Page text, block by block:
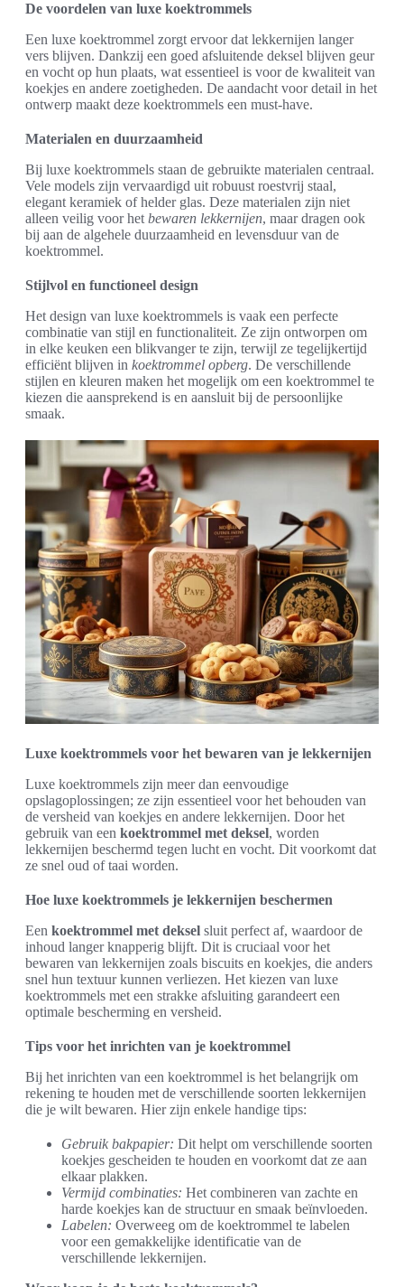
De voordelen van luxe koektrommels
Een luxe koektrommel zorgt ervoor dat lekkernijen langer
vers blijven. Dankzij een goed afsluitende deksel blijven geur
en vocht op hun plaats, wat essentieel is voor de kwaliteit van
koekjes en andere zoetigheden. De aandacht voor detail in het
ontwerp maakt deze koektrommels een must-have.
Materialen en duurzaamheid
Bij luxe koektrommels staan de gebruikte materialen centraal.
Vele models zijn vervaardigd uit robuust roestvrij staal,
elegant keramiek of helder glas. Deze materialen zijn niet
alleen veilig voor het bewaren lekkernijen, maar dragen ook
bij aan de algehele duurzaamheid en levensduur van de
koektrommel.
Stijlvol en functioneel design
Het design van luxe koektrommels is vaak een perfecte
combinatie van stijl en functionaliteit. Ze zijn ontworpen om
in elke keuken een blikvanger te zijn, terwijl ze tegelijkertijd
efficiënt blijven in koektrommel opberg. De verschillende
stijlen en kleuren maken het mogelijk om een koektrommel te
kiezen die aansprekend is en aansluit bij de persoonlijke
smaak.
Luxe koektrommels voor het bewaren van je lekkernijen
Luxe koektrommels zijn meer dan eenvoudige
opslagoplossingen; ze zijn essentieel voor het behouden van
de versheid van koekjes en andere lekkernijen. Door het
gebruik van een koektrommel met deksel, worden
lekkernijen beschermd tegen lucht en vocht. Dit voorkomt dat
ze snel oud of taai worden.
Hoe luxe koektrommels je lekkernijen beschermen
Een koektrommel met deksel sluit perfect af, waardoor de
inhoud langer knapperig blijft. Dit is cruciaal voor het
bewaren van lekkernijen zoals biscuits en koekjes, die anders
snel hun textuur kunnen verliezen. Het kiezen van luxe
koektrommels met een strakke afsluiting garandeert een
optimale bescherming en versheid.
Tips voor het inrichten van je koektrommel
Bij het inrichten van een koektrommel is het belangrijk om
rekening te houden met de verschillende soorten lekkernijen
die je wilt bewaren. Hier zijn enkele handige tips:
Gebruik bakpapier: Dit helpt om verschillende soorten
koekjes gescheiden te houden en voorkomt dat ze aan
elkaar plakken.
Vermijd combinaties: Het combineren van zachte en
harde koekjes kan de structuur en smaak beïnvloeden.
Labelen: Overweeg om de koektrommel te labelen
voor een gemakkelijke identificatie van de
verschillende lekkernijen.